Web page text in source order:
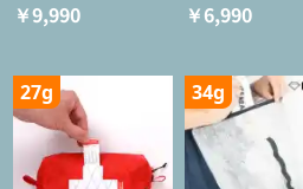
イツ
￥9,990 ￥6,990
27g 34g